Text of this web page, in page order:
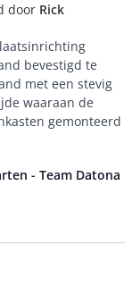
door Rick
bevestigd te
met een stevig
waaraan de
gemonteerd
- Team Datona